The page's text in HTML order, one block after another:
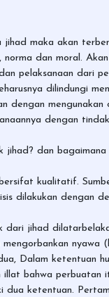
maka akan
norma dan moral.
pelaksanaan dari
dilindungi
dengan mengunakan
dengan
jihad? dan bagaimana
kualitatif.
dilakukan dengan
dari jihad
nyawa
Dalam ketentuan
illat bahwa perbuatan
dua ketentuan.